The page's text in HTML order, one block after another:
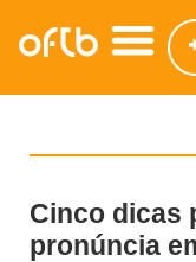
Cinco dicas
pronúncia